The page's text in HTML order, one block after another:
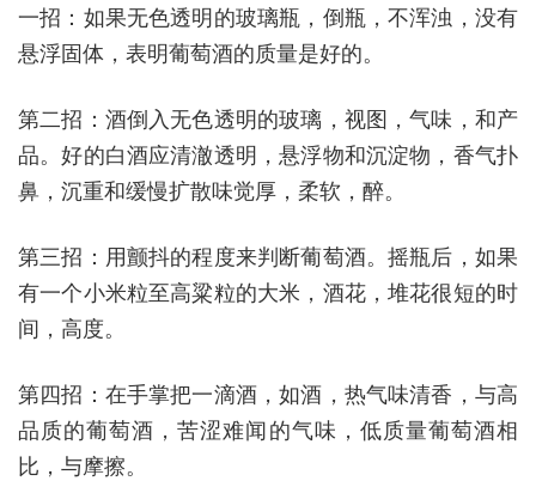
一招：如果无色透明的玻璃瓶，倒瓶，不浑浊，没有
悬浮固体，表明葡萄酒的质量是好的。
第二招：酒倒入无色透明的玻璃，视图，气味，和产
品。好的白酒应清澈透明，悬浮物和沉淀物，香气扑
鼻，沉重和缓慢扩散味觉厚，柔软，醉。
第三招：用颤抖的程度来判断葡萄酒。摇瓶后，如果
有一个小米粒至高粱粒的大米，酒花，堆花很短的时
间，高度。
第四招：在手掌把一滴酒，如酒，热气味清香，与高
品质的葡萄酒，苦涩难闻的气味，低质量葡萄酒相
比，与摩擦。